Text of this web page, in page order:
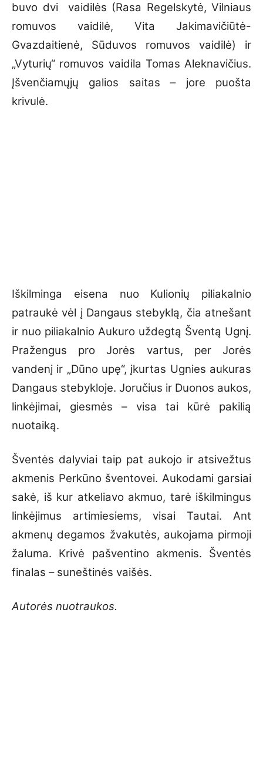
buvo dvi vaidilės (Rasa Regelskytė, Vilniaus
romuvos vaidilė, Vita Jakimavičiūtė-
Gvazdaitienė, Sūduvos romuvos vaidilė) ir
„Vyturių“ romuvos vaidila Tomas Aleknavičius.
Įšvenčiamųjų galios saitas – jore puošta
krivulė.
Iškilminga eisena nuo Kulionių piliakalnio
patraukė vėl į Dangaus stebyklą, čia atnešant
ir nuo piliakalnio Aukuro uždegtą Šventą Ugnį.
Pražengus pro Jorės vartus, per Jorės
vandenį ir „Dūno upę“, įkurtas Ugnies aukuras
Dangaus stebykloje. Joručius ir Duonos aukos,
linkėjimai, giesmės – visa tai kūrė pakilią
nuotaiką.
Šventės dalyviai taip pat aukojo ir atsivežtus
akmenis Perkūno šventovei. Aukodami garsiai
sakė, iš kur atkeliavo akmuo, tarė iškilmingus
linkėjimus artimiesiems, visai Tautai. Ant
akmenų degamos žvakutės, aukojama pirmoji
žaluma. Krivė pašventino akmenis. Šventės
finalas – suneštinės vaišės.
Autorės nuotraukos.